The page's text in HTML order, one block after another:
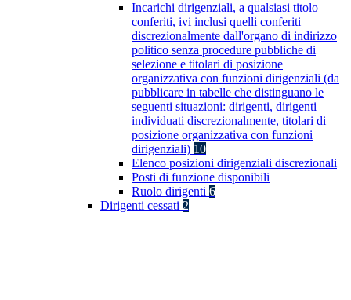
Incarichi dirigenziali, a qualsiasi titolo
conferiti, ivi inclusi quelli conferiti
discrezionalmente dall'organo di indirizzo
politico senza procedure pubbliche di
selezione e titolari di posizione
organizzativa con funzioni dirigenziali (da
pubblicare in tabelle che distinguano le
seguenti situazioni: dirigenti, dirigenti
individuati discrezionalmente, titolari di
posizione organizzativa con funzioni
dirigenziali) 10
Elenco posizioni dirigenziali discrezionali
Posti di funzione disponibili
Ruolo dirigenti 6
Dirigenti cessati 2